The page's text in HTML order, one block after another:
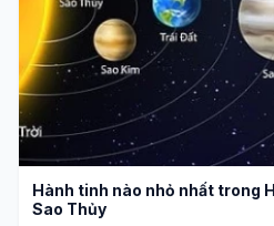
Hành tinh nào nhỏ nhất trong
Sao Thủy